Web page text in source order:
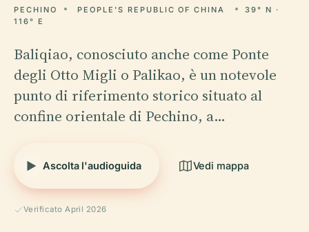
PECHINO PEOPLE'S REPUBLIC OF CHINA
39° N ·
116° E
Baliqiao, conosciuto anche come Ponte
degli Otto Migli o Palikao, è un notevole
punto di riferimento storico situato al
confine orientale di Pechino, a…
Ascolta l'audioguida Vedi mappa
Verificato April 2026